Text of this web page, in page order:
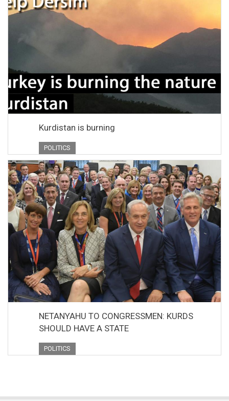
Kurdistan is burning
POLITICS
NETANYAHU TO CONGRESSMEN: KURDS
SHOULD HAVE A STATE
POLITICS